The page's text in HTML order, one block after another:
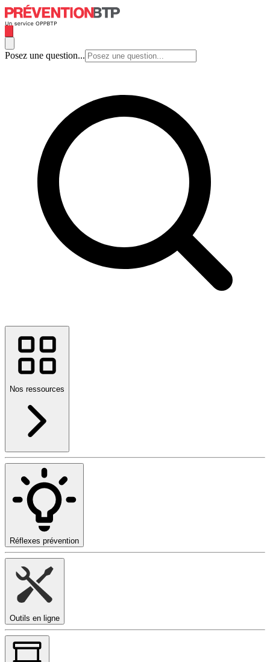
Posez une question...
Nos ressources
Réflexes prévention
Outils en ligne